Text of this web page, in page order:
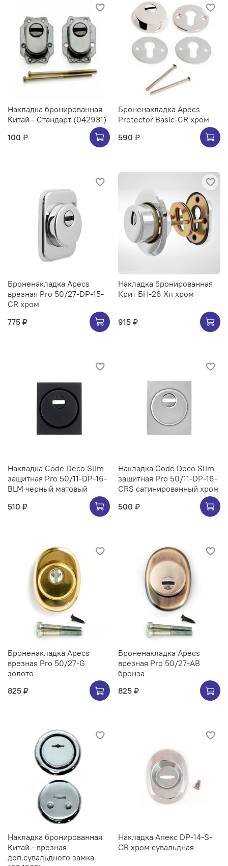
Накладка бронированная
Китай - Стандарт (042931)
100 ₽
Броненакладка Apecs
Protector Basic-CR хром
590 ₽
Броненакладка Apecs
врезная Pro 50/27-DP-15-
CR хром
775 ₽
Накладка бронированная
Крит БН-26 Хп хром
915 ₽
Накладка Code Deco Slim
защитная Pro 50/11-DP-16-
BLM черный матовый
510 ₽
Накладка Code Deco Slim
защитная Pro 50/11-DP-16-
CRS сатинированный хром
500 ₽
Броненакладка Apecs
врезная Pro 50/27-G
золото
825 ₽
Броненакладка Apecs
врезная Pro 50/27-AB
бронза
825 ₽
Накладка бронированная
Китай - врезная
доп.сувальдного замка
Накладка Апекс DP-14-S-
CR хром сувальдная